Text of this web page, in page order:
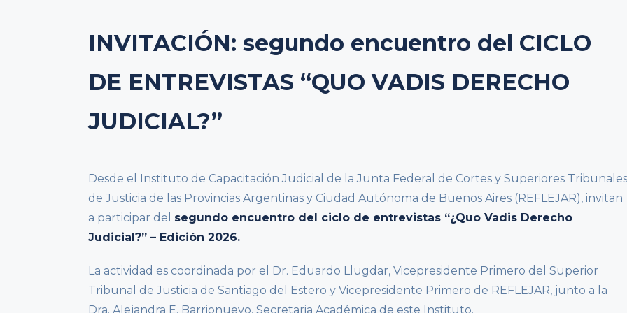
INVITACIÓN: segundo encuentro del CICLO
DE ENTREVISTAS “QUO VADIS DERECHO
JUDICIAL?”
Desde el Instituto de Capacitación Judicial de la Junta Federal de Cortes y Superiores Tribunales
de Justicia de las Provincias Argentinas y Ciudad Autónoma de Buenos Aires (REFLEJAR), invitan
a participar del segundo encuentro del ciclo de entrevistas “¿Quo Vadis Derecho
Judicial?” – Edición 2026.
La actividad es coordinada por el Dr. Eduardo Llugdar, Vicepresidente Primero del Superior
Tribunal de Justicia de Santiago del Estero y Vicepresidente Primero de REFLEJAR, junto a la
Dra. Alejandra E. Barrionuevo, Secretaria Académica de este Instituto.